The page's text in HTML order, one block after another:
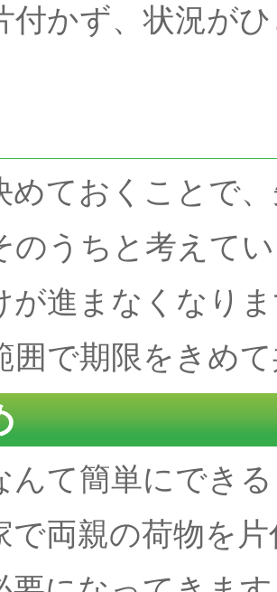
付かず、状況が
めておくことで
のうちと考えて
が進まなくなり
囲で期限をきめ
んて簡単にでき
で両親の荷物を